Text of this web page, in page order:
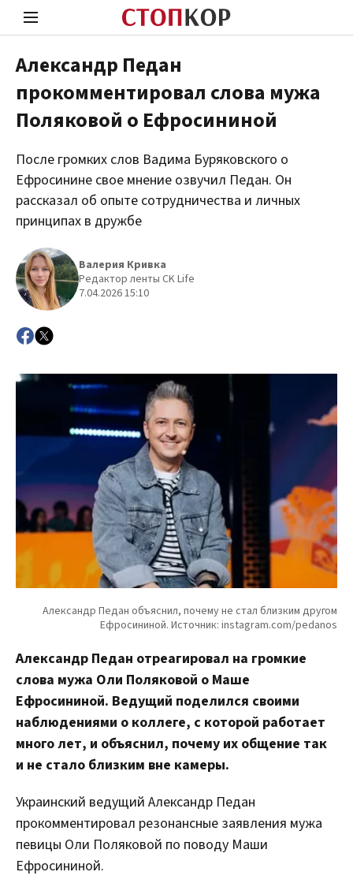
Стоп Политической Коррупции
Политика
Александр Педан
прокомментировал слова мужа
Поляковой о Ефросининой
После громких слов Вадима Буряковского о
Ефросинине свое мнение озвучил Педан. Он
рассказал об опыте сотрудничества и личных
принципах в дружбе
Валерия Кривка
Редактор ленты CK Life
7.04.2026 15:10
Александр Педан отреагировал на громкие
слова мужа Оли Поляковой о Маше
Ефросининой. Ведущий поделился своими
наблюдениями о коллеге, с которой работает
много лет, и объяснил, почему их общение так
и не стало близким вне камеры.
Украинский ведущий Александр Педан
прокомментировал резонансные заявления мужа
певицы Оли Поляковой по поводу Маши
Ефросининой.